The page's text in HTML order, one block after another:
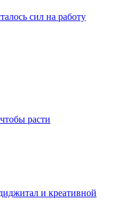
сил на работу
расти
и креативной